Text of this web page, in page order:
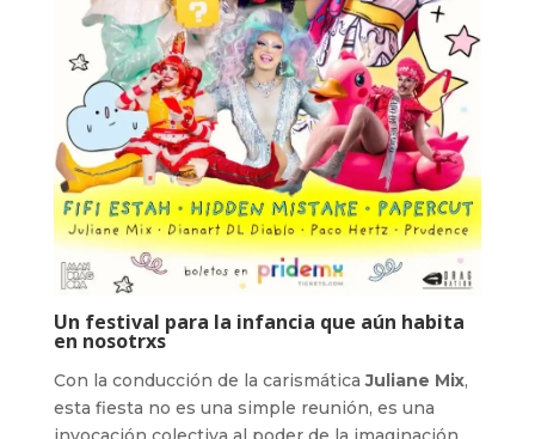
Un festival para la infancia que aún habita
en nosotrxs
Con la conducción de la carismáticaJuliane Mix,
esta fiesta no es una simple reunión, es una